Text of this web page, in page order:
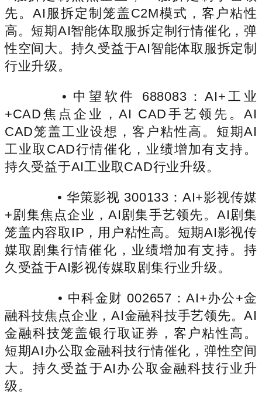
先。AI服拆定制笼盖C2M模式，客户粘性
高。短期AI智能体取服拆定制行情催化，弹
性空间大。持久受益于AI智能体取服拆定制
行业升级。
• 中望软件 688083：AI+工业
+CAD焦点企业，AI CAD手艺领先。AI
CAD笼盖工业设想，客户粘性高。短期AI
工业取CAD行情催化，业绩增加有支持。
持久受益于AI工业取CAD行业升级。
• 华策影视 300133：AI+影视传媒
+剧集焦点企业，AI剧集手艺领先。AI剧集
笼盖内容取IP，用户粘性高。短期AI影视传
媒取剧集行情催化，业绩增加有支持。持
久受益于AI影视传媒取剧集行业升级。
• 中科金财 002657：AI+办公+金
融科技焦点企业，AI金融科技手艺领先。AI
金融科技笼盖银行取证券，客户粘性高。
短期AI办公取金融科技行情催化，弹性空间
大。持久受益于AI办公取金融科技行业升
级。